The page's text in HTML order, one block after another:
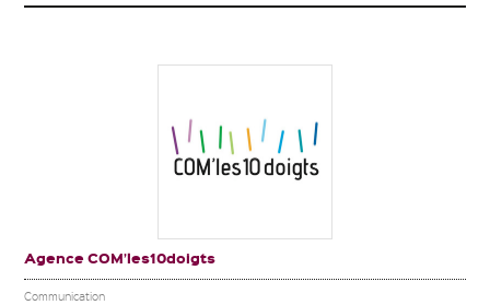
Agence COM’les10doigts
Communication